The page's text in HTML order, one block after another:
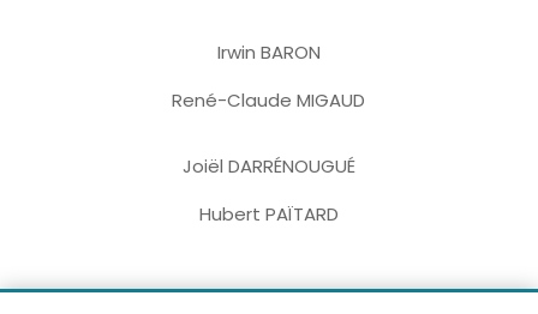
Irwin BARON
René-Claude MIGAUD
Joiël DARRÉNOUGUÉ
Hubert PAÏTARD